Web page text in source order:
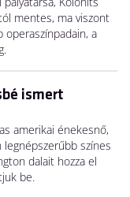
mentes, ma viszont
operaszínpadain, a
ismert
amerikai énekesnő,
legnépszerűbb színes
dalait hozza el
be.